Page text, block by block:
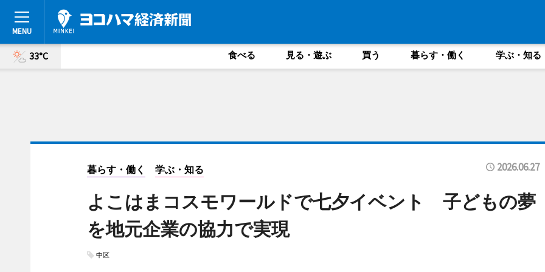
33°C 食べる 見る・遊ぶ 買う 暮らす・働く 学ぶ・知る
暮らす・働く 学ぶ・知る 2026.06.27
よこはまコスモワールドで七夕イベント 子どもの夢
を地元企業の協力で実現
中区